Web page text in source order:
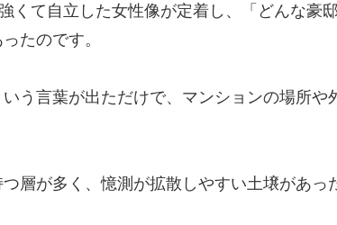
くて自立した女性像が定着し、「どんな豪
たのです。
う言葉が出ただけで、マンションの場所や
層が多く、憶測が拡散しやすい土壌があっ